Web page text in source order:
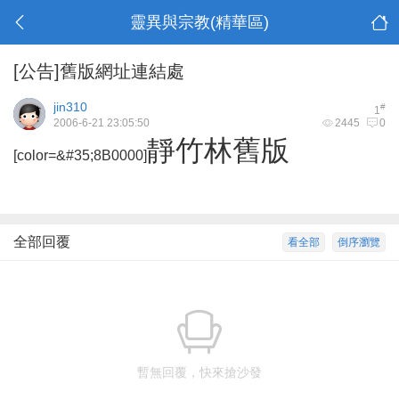
靈異與宗教(精華區)
[公告]舊版網址連結處
1#
jin310
2445 0
2006-6-21 23:05:50
[color=&#35;8B0000]靜竹林舊版
倒序瀏覽
看全部
全部回覆
暫無回覆，快來搶沙發